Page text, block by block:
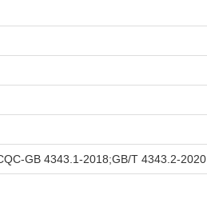
GB 4343.1-2018;GB/T 4343.2-2020